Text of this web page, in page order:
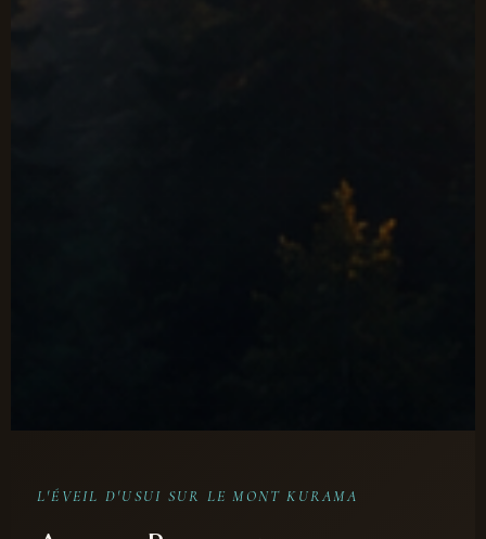
L'ÉVEIL D'USUI SUR LE MONT KURAMA